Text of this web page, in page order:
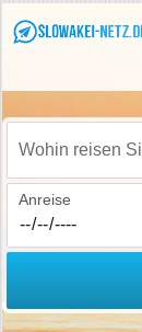
Wohin reisen Sie?
Anreise